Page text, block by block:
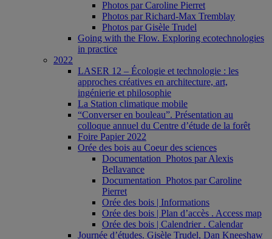
Photos par Caroline Pierret
Photos par Richard-Max Tremblay
Photos par Gisèle Trudel
Going with the Flow. Exploring ecotechnologies
in practice
2022
LASER 12 – Écologie et technologie : les
approches créatives en architecture, art,
ingénierie et philosophie
La Station climatique mobile
“Converser en bouleau”. Présentation au
colloque annuel du Centre d’étude de la forêt
Foire Papier 2022
Orée des bois au Coeur des sciences
Documentation_Photos par Alexis
Bellavance
Documentation_Photos par Caroline
Pierret
Orée des bois | Informations
Orée des bois | Plan d’accès . Access map
Orée des bois | Calendrier . Calendar
Journée d’études. Gisèle Trudel, Dan Kneeshaw